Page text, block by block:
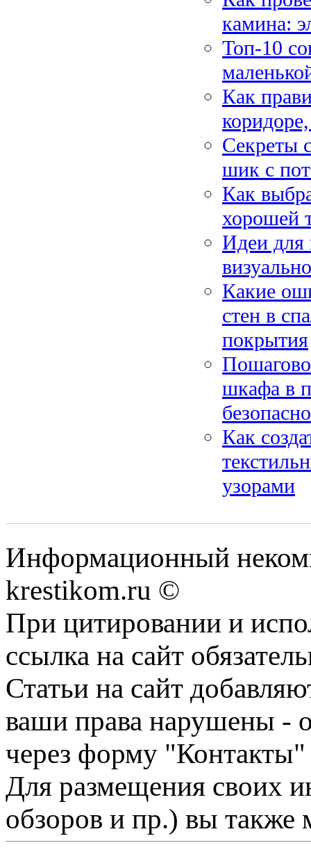
камина:
Топ-10
Как
Секреты
шик с
Как
хорошей
Идеи для
Какие
стен в
покрытия
шкафа в
Как
узорами
Информационный
krestikom.ru ©
При цитировании и
ссылка на сайт
Статьи на сайт
ваши права нарушены -
через форму "Контакты"
Для размещения своих
обзоров и пр.) вы также